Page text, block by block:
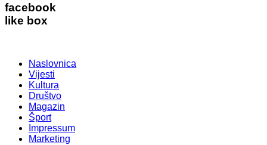
facebook
like box
Naslovnica
Vijesti
Kultura
Društvo
Magazin
Šport
Impressum
Marketing